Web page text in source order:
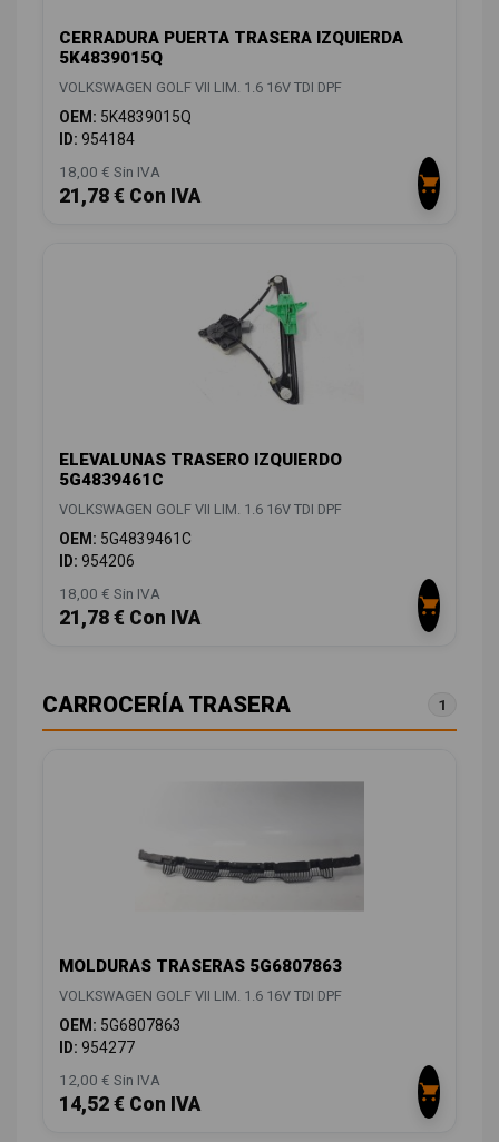
CERRADURA PUERTA TRASERA IZQUIERDA
5K4839015Q
VOLKSWAGEN GOLF VII LIM. 1.6 16V TDI DPF
OEM: 5K4839015Q
ID: 954184
18,00 € Sin IVA
21,78 € Con IVA
ELEVALUNAS TRASERO IZQUIERDO
5G4839461C
VOLKSWAGEN GOLF VII LIM. 1.6 16V TDI DPF
OEM: 5G4839461C
ID: 954206
18,00 € Sin IVA
21,78 € Con IVA
CARROCERÍA TRASERA 1
MOLDURAS TRASERAS 5G6807863
VOLKSWAGEN GOLF VII LIM. 1.6 16V TDI DPF
OEM: 5G6807863
ID: 954277
12,00 € Sin IVA
14,52 € Con IVA